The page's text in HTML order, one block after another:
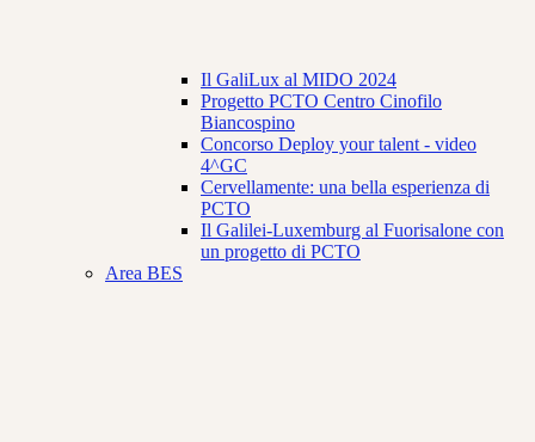
Il GaliLux al MIDO 2024
Progetto PCTO Centro Cinofilo
Biancospino
Concorso Deploy your talent - video
4^GC
Cervellamente: una bella esperienza di
PCTO
Il Galilei-Luxemburg al Fuorisalone con
un progetto di PCTO
Area BES